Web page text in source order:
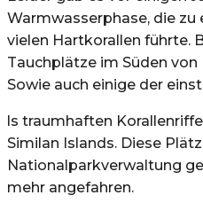
Warmwasserphase, die
vielen Hartkorallen führte.
Tauchplätze im Süden von
Sowie auch einige der
ls traumhaften
Similan Islands. Diese
Nationalparkverwaltung
mehr angefahren.